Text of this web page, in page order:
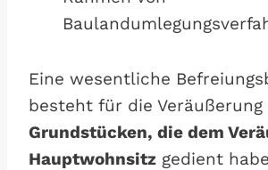
Eine wesentliche
besteht für die Veräußerung
Grundstücken, die dem
Hauptwohnsitz gedient